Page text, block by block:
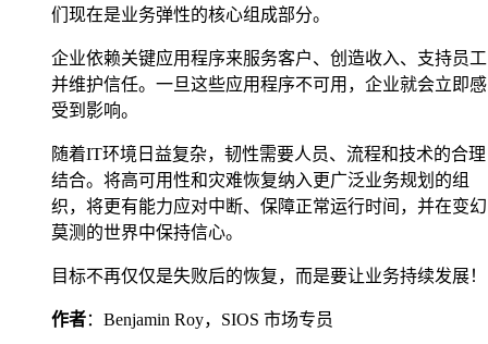
们现在是业务弹性的核心组成部分。
企业依赖关键应用程序来服务客户、创造收入、支持员工
并维护信任。一旦这些应用程序不可用，企业就会立即感
受到影响。
随着IT环境日益复杂，韧性需要人员、流程和技术的合理
结合。将高可用性和灾难恢复纳入更广泛业务规划的组
织，将更有能力应对中断、保障正常运行时间，并在变幻
莫测的世界中保持信心。
目标不再仅仅是失败后的恢复，而是要让业务持续发展！
作者：Benjamin Roy，SIOS 市场专员